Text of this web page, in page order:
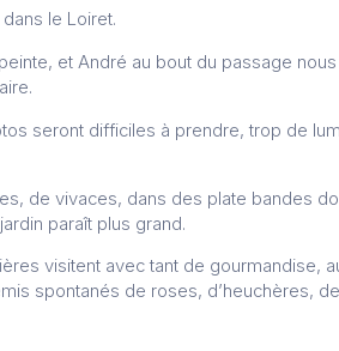
le Loiret.
et André au bout du passage
seront difficiles à prendre, trop de
de vivaces, dans des plate bandes
paraît plus grand.
visitent avec tant de gourmandise,
spontanés de roses, d’heuchères,